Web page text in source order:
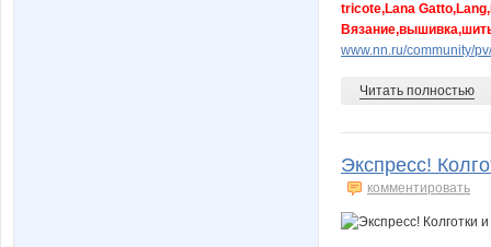
tricote,Lana
www.nn.ru/community/
Читать полностью
Экспресс!
комментировать